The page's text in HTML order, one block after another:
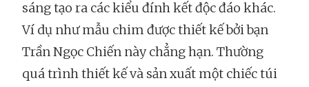
sáng tạo ra các kiểu đính kết độc đáo khác.
Ví dụ như mẫu chim được thiết kế bởi bạn
Trần Ngọc Chiến này chẳng hạn. Thường
quá trình thiết kế và sản xuất một chiếc túi